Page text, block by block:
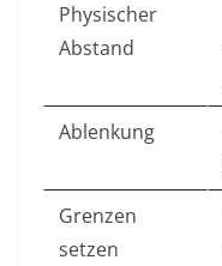
Physischer
Abstand
Ablenkung
Grenzen
setzen